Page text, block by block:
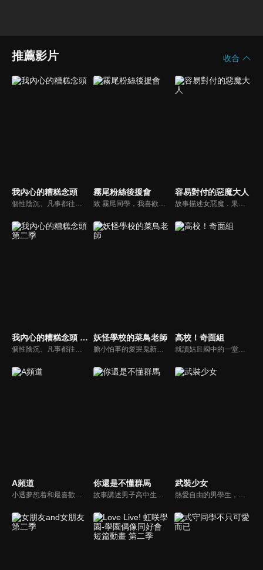
推薦影片 收合
我內心的糟糕念頭
個性陰沉、凡事都往負面想的陰鬱少年男主角「市川京太郎」，因為很看不慣高高在上的美少女，也是站在校園階級金字塔頂端的陽光角色「山田杏奈」，每天都在妄想著要怎麼結束掉她的性命。沒想到在一次偶然情況下撞見杏奈不為人知的一面，愛吃零食的她常躲進京太郎的聖地「圖書室」偷吃零食，就這樣圖書室變成了他們兩個交集的秘密基地。兩個極端對比的人，就這樣展開了青澀的校園愛情喜劇。
霧尾粉絲後援會
致 霧尾同學，我喜歡你。 但我從來不知道， 喜歡上一個人，原來是這麼地痛苦。 我最喜歡你了，霧尾同學。 我想跟霧尾同學一起吃漢堡。 我想跟霧尾同學一起撐相合傘。 我想跟霧尾同學一起把盤子摔個痛快。 我想跟霧尾同學踏上尋找全身痣的旅程。 我想把遇見霧尾同學的那一天定為國定假日。 藍美與波，聊著自己喜歡的人——只屬於兩人的珍貴時光。 我原以為這樣的日常，會一直持續下去。 單向的心意連鎖，正在改變我們的日常。
容易對付的惡魔大人
故事描述女惡魔．果南為了品嚐美味的靈魂，潛入人間世界的高中。雖然鎖定了一個男學生，但回過神來，卻變成跟他訂下了戀人契約？可是根本沒談過戀愛的果南，一直接觸到未知的感情！酸酸甜甜的青春與搞笑的風暴！純真惡魔好對付又可愛的初戀愛情喜劇，開始囉！
我內心的糟糕念頭 第二季
個性陰沉、凡事都往負面想的陰鬱少年男主角「市川京太郎」，因為很看不慣高高在上的美少女，也是站在校園階級金字塔頂端的陽光角色「山田杏奈」，每天都在妄想著要怎麼結束掉她的性命。沒想到在一次偶然情況下撞見杏奈不為人知的一面，愛吃零食的她常躲進京太郎的聖地「圖書室」偷吃零食，就這樣圖書室變成了他們兩個交集的秘密基地。兩個極端對比的人，就這樣展開了青澀的校園愛情喜劇。
妖怪學校的菜鳥老師
膽小怕事的愛哭鬼新人教師安倍晴明，雖然成為了憧憬的教師，但好日子馬上就到頭了！他所赴任的學校是一所妖怪學校！不中用的人類教師和妖怪學生們的奇妙學園劇場。愉快！痛快！妖怪輕喜劇！授課開始！
高校！奇面組
就讀姑且國中的一堂零、冷越豪、出瀨潔、大間仁、物星大5人，在國中留級，每個人的個性都亂七八糟，很有特色，在周遭的人們眼中是風雲人物集團"奇面組"。轉學生河川唯跟同學宇留千繪一起目睹了"奇面組"的行跡，覺得很在意，於是開始與他們一起行動。
A頻道
小透夢想着和最喜歡的小倫學姐一同度過高中生活，並且終於順利考進了同一所高中。但是在高中等待着她的，並不是和小倫甜蜜（？！）的每一天！ 超級天然娘小倫、最喜歡小倫的小透、冷靜（？）負責吐槽的小渚、 因為膽小而總是受欺負的由宇子，悠閒緩慢的高中生活開始了……！
你還是不懂群馬
故事講述男子高中生神月紀從千葉縣轉學而來，沒想到在新幹線上發生了令人匪夷所思的事情。朋友奉勸他不要來群馬縣，這里沒人能活著出去。新幹線靠近群馬縣時，有人強迫他換乘列車，而且這輛列車在到達群馬縣之前，不會在任何車站開門。
武裝少女
熱愛自由的男學生，納村不道某日轉學至「愛地共生學園」。這是一個由武裝女學生鐵血統治男學生的地方！納村面對凌駕於統領學園的古流劍術士「天下五劍」之上的某人，將赤手空拳去面對命運…學園叛逆戰鬥動作片，開幕！